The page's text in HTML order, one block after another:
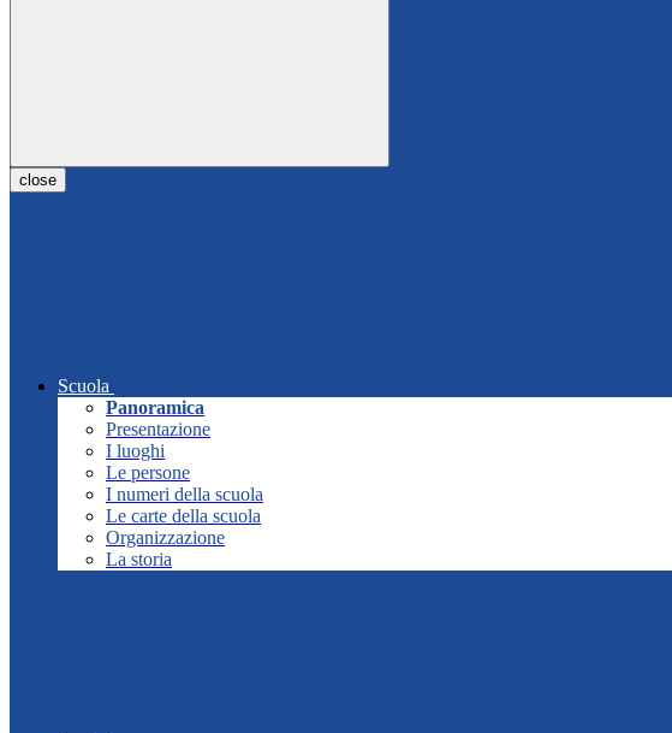
close
Scuola
Panoramica
Presentazione
I luoghi
Le persone
I numeri della scuola
Le carte della scuola
Organizzazione
La storia